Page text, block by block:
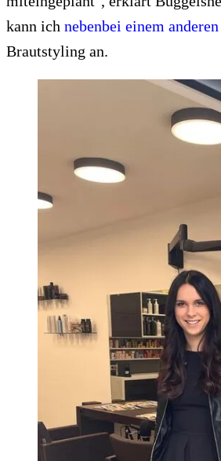
kann ich nebenbei einem
Brautstyling an.